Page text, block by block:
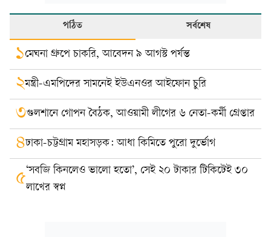
পঠিত সর্বশেষ
১মেঘনা গ্রুপে চাকরি, আবেদন ৯ আগস্ট পর্যন্ত
২মন্ত্রী-এমপিদের সামনেই ইউএনওর আইফোন চুরি
৩গুলশানে গোপন বৈঠক, আওয়ামী লীগের ৬ নেতা-কর্মী গ্রেপ্তার
৪ঢাকা-চট্টগ্রাম মহাসড়ক: আধা কিমিতে পুরো দুর্ভোগ
৫‘সবজি কিনলেও ভালো হতো’, সেই ২০ টাকার টিকিটেই ৩০
লাখের স্বপ্ন